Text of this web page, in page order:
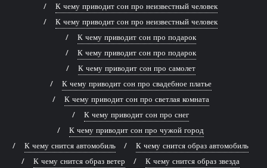
К чему приводит сон про неизвестный человек
К чему приводит сон про неизвестный человек
К чему приводит сон про подарок
К чему приводит сон про подарок
К чему приводит сон про самолет
К чему приводит сон про свадебное платье
К чему приводит сон про светлая комната
К чему приводит сон про снег
К чему приводит сон про чужой город
К чему снится автомобиль
К чему снится образ автомобиль
К чему снится образ ветер
К чему снится образ звезда